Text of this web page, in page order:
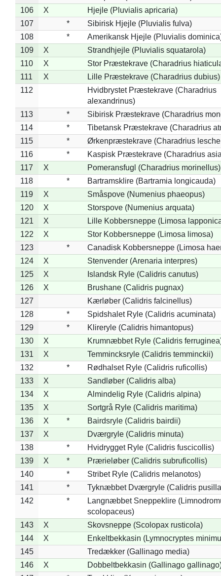
106
X
Hjejle (Pluvialis apricaria)
107
*
Sibirisk Hjejle (Pluvialis fulva)
108
*
Amerikansk Hjejle (Pluvialis
109
X
Strandhjejle (Pluvialis squatarola)
110
X
Stor Præstekrave (Charadrius
111
X
Lille Præstekrave (Charadrius dubius)
112
Hvidbrystet Præstekrave (Charadrius
alexandrinus)
113
*
Sibirisk Præstekrave (Charadrius
114
*
Tibetansk Præstekrave (Charadrius
115
*
Ørkenpræstekrave (Charadrius
116
*
Kaspisk Præstekrave (Charadrius
117
X
Pomeransfugl (Charadrius morinellus)
118
*
Bartramsklire (Bartramia longicauda)
119
X
Småspove (Numenius phaeopus)
120
X
Storspove (Numenius arquata)
121
X
Lille Kobbersneppe (Limosa
122
X
Stor Kobbersneppe (Limosa limosa)
123
*
Canadisk Kobbersneppe (Limosa
124
X
Stenvender (Arenaria interpres)
125
X
Islandsk Ryle (Calidris canutus)
126
X
Brushane (Calidris pugnax)
127
Kærløber (Calidris falcinellus)
128
*
Spidshalet Ryle (Calidris acuminata)
129
*
Klireryle (Calidris himantopus)
130
X
Krumnæbbet Ryle (Calidris
131
X
Temmincksryle (Calidris temminckii)
132
*
Rødhalset Ryle (Calidris ruficollis)
133
X
Sandløber (Calidris alba)
134
X
Almindelig Ryle (Calidris alpina)
135
X
Sortgrå Ryle (Calidris maritima)
136
X *
Bairdsryle (Calidris bairdii)
137
X
Dværgryle (Calidris minuta)
138
*
Hvidrygget Ryle (Calidris fuscicollis)
139
X *
Prærieløber (Calidris subruficollis)
140
*
Stribet Ryle (Calidris melanotos)
141
*
Tyknæbbet Dværgryle (Calidris
142
*
Langnæbbet Sneppeklire
scolopaceus)
143
X
Skovsneppe (Scolopax rusticola)
144
X
Enkeltbekkasin (Lymnocryptes
145
Tredækker (Gallinago media)
146
X
Dobbeltbekkasin (Gallinago